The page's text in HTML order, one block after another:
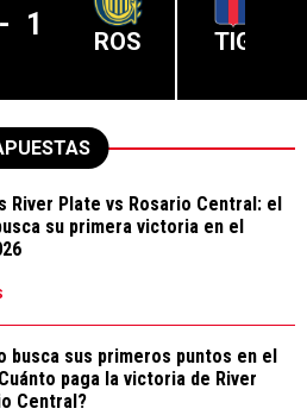
- 1 ROS TIG
River Plate vs Rosario Central: el
su primera victoria en el
busca sus primeros puntos en el
paga la victoria de River
Central?